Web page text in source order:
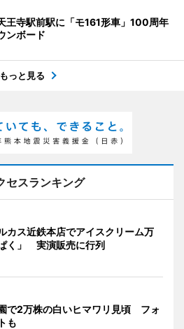
王寺駅前駅に「モ161形車」100周年
ンボード
もっと見る
セスランキング
カス近鉄本店でアイスクリーム万
く」 実演販売に行列
で2万株の白いヒマワリ見頃 フォ
も